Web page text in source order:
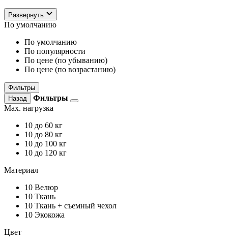
Развернуть
По умолчанию
По умолчанию
По популярности
По цене (по убыванию)
По цене (по возрастанию)
Фильтры
Назад
Фильтры
Max. нагрузка
10 до 60 кг
10 до 80 кг
10 до 100 кг
10 до 120 кг
Материал
10 Велюр
10 Ткань
10 Ткань + съемный чехол
10 Экокожа
Цвет